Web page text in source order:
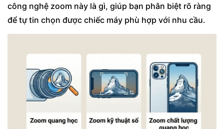
công nghệ zoom này là gì, giúp bạn phân biệt rõ ràng
để tự tin chọn được chiếc máy phù hợp với nhu cầu.